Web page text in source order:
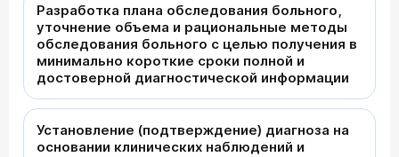
Разработка плана обследования больного,
уточнение объема и рациональные методы
обследования больного с целью получения в
минимально короткие сроки полной и
достоверной диагностической информации
Установление (подтверждение) диагноза на
основании клинических наблюдений и